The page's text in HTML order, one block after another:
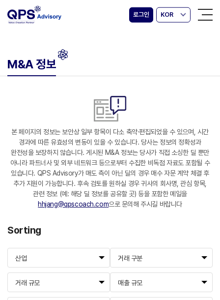
로그인 KOR
M&A 정보
본 페이지의 정보는 보안상 일부 항목이 다소 축약·편집되었을 수 있으며, 시간
경과에 따른 유효성의 변동이 있을 수 있습니다. 당사는 정보의 정확성과
완전성을 보장하지 않습니다. 게시된 M&A 정보는 당사가 직접 소싱한 딜 뿐만
아니라 파트너사 및 외부 네트워크 등으로부터 수집한 비독점 자료도 포함될 수
있습니다. QPS Advisory가 매도 측이 아닌 딜의 경우 매수 자문 계약 체결 후
추가 지원이 가능합니다. 후속 검토를 원하실 경우 귀사의 회사명, 관심 항목,
관련 정보 (예: 해당 딜 정보를 공유할 곳) 등을 포함한 메일을
hhjang@qpscoach.com으로 문의해 주시길 바랍니다
Sorting
산업 거래 구분
거래 규모 매출 규모